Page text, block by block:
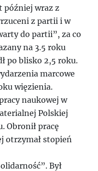
później wraz z
z partii i w
do partii”, za co
na 3.5 roku
po blisko 2,5 roku.
marcowe
więzienia.
naukowej w
Polskiej
Obronił pracę
otrzymał stopień
Był